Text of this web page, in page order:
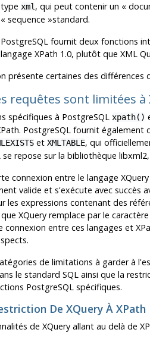
type xml, qui peut contenir un «
« sequence »standard.
PostgreSQLfournit deux fonctions
langage XPath 1.0, plutôt que XML
présente certaines des différences
requêtes sont limitées
spécifiques à PostgreSQL xpath()
PostgreSQLfournit également
et XMLTABLE, qui
se repose sur la bibliothèque libxml2
connexion entre le langage
valide et s'exécute avec succès
les expressions contenant des
XQuery remplace par le
connexion entre ces langages et
de limitations à garder à
le standard SQL ainsi que la
PostgreSQLspécifiques.
De XQuery À XPath
de XQuery allant au delà de